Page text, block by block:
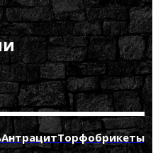
АнтрацитТорфобрикеты